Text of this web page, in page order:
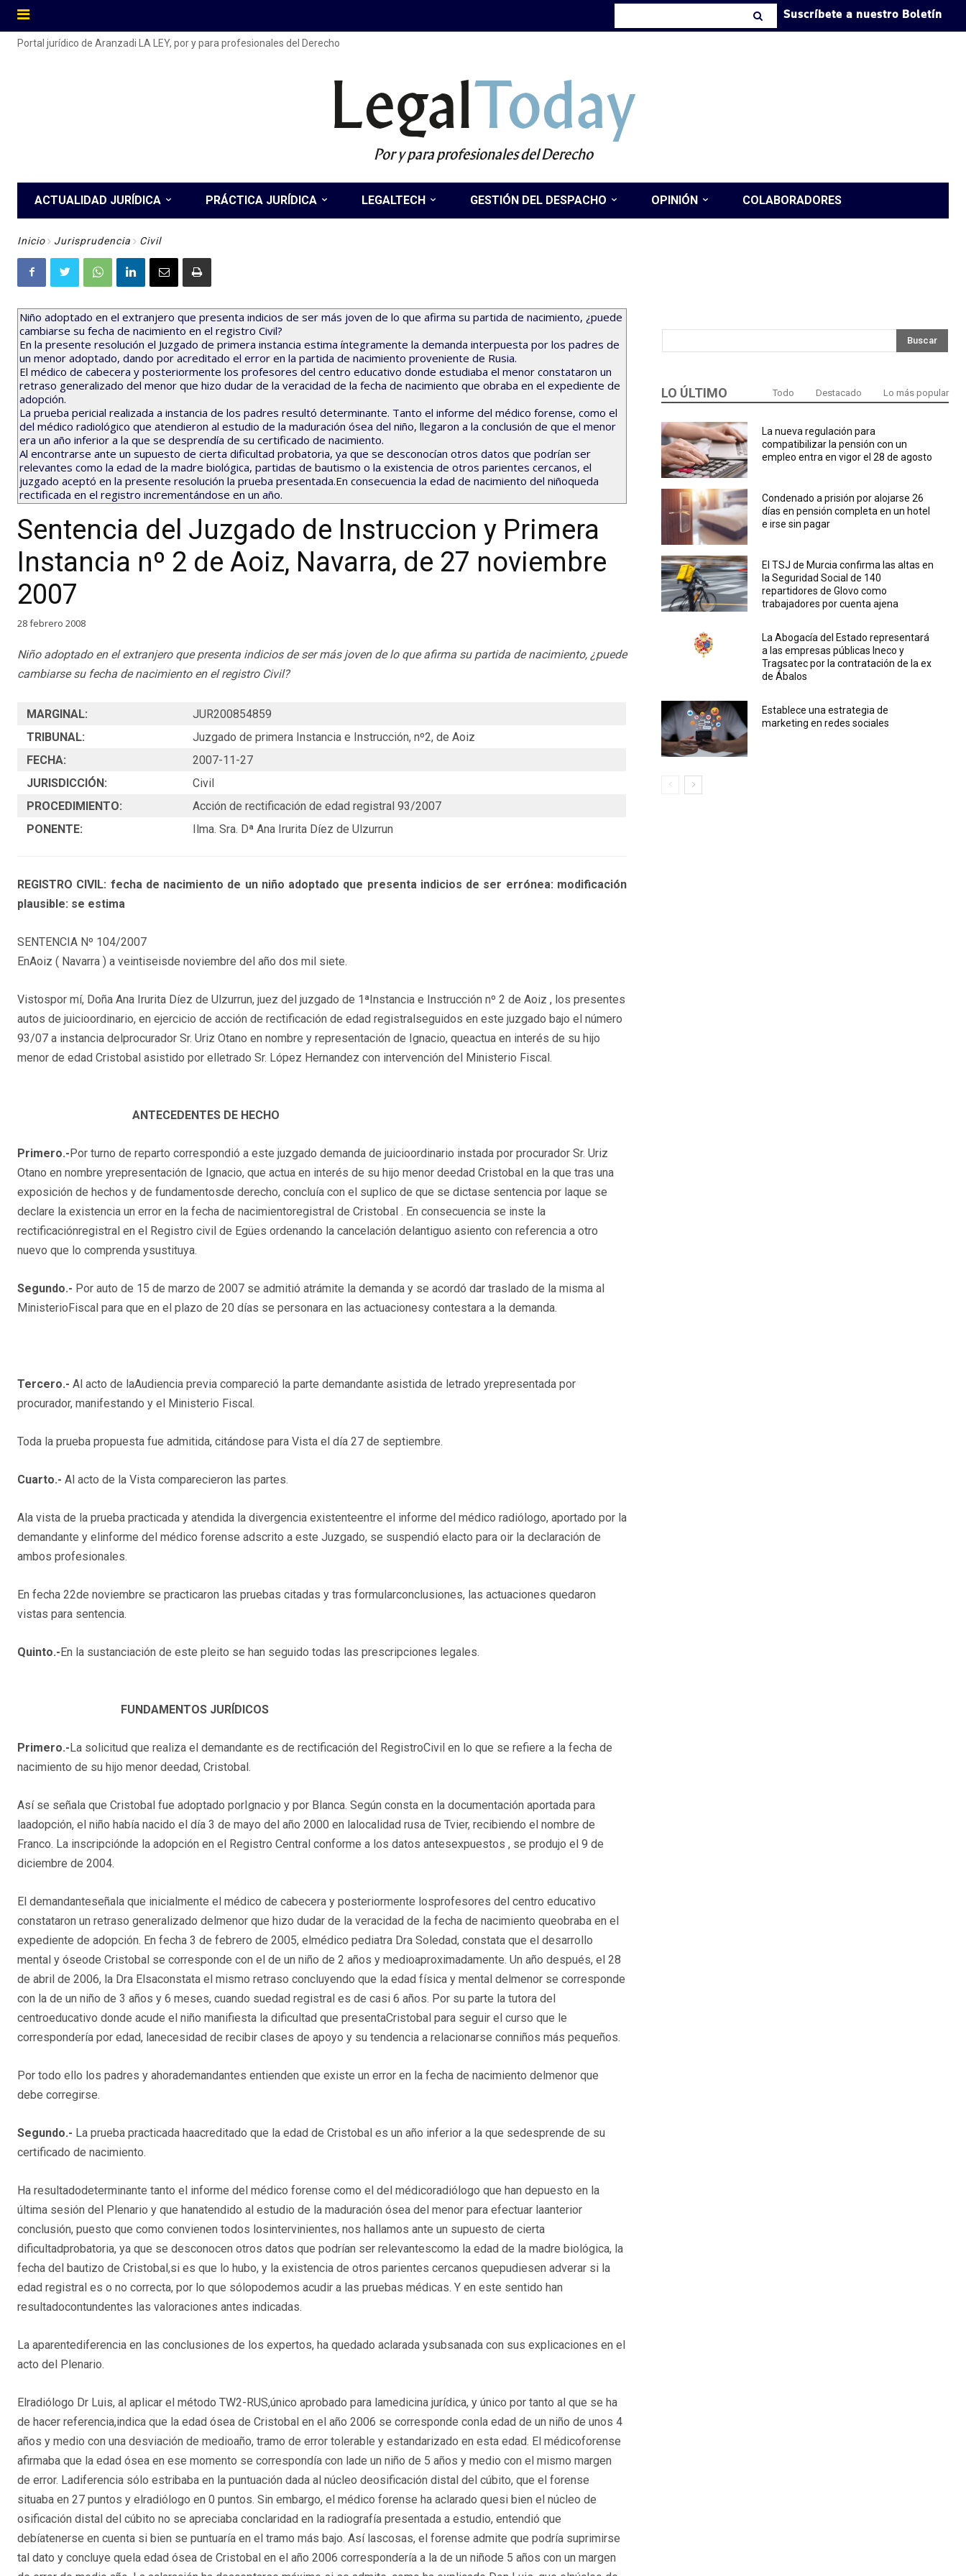
Suscríbete a nuestro Boletín
Portal jurídico de Aranzadi LA LEY, por y para profesionales del Derecho
LegalToday
Por y para profesionales del Derecho
ACTUALIDAD JURÍDICA PRÁCTICA JURÍDICA LEGALTECH GESTIÓN DEL DESPACHO OPINIÓN COLABORADORES
Inicio Jurisprudencia Civil
Niño adoptado en el extranjero que presenta indicios de ser más joven de lo que afirma su partida de nacimiento, ¿puede
cambiarse su fecha de nacimiento en el registro Civil?
En la presente resolución el Juzgado de primera instancia estima íntegramente la demanda interpuesta por los padres de
un menor adoptado, dando por acreditado el error en la partida de nacimiento proveniente de Rusia.
El médico de cabecera y posteriormente los profesores del centro educativo donde estudiaba el menor constataron un
retraso generalizado del menor que hizo dudar de la veracidad de la fecha de nacimiento que obraba en el expediente de
adopción.
La prueba pericial realizada a instancia de los padres resultó determinante. Tanto el informe del médico forense, como el
del médico radiológico que atendieron al estudio de la maduración ósea del niño, llegaron a la conclusión de que el menor
era un año inferior a la que se desprendía de su certificado de nacimiento.
Al encontrarse ante un supuesto de cierta dificultad probatoria, ya que se desconocían otros datos que podrían ser
relevantes como la edad de la madre biológica, partidas de bautismo o la existencia de otros parientes cercanos, el
juzgado aceptó en la presente resolución la prueba presentada.En consecuencia la edad de nacimiento del niñoqueda
rectificada en el registro incrementándose en un año.
Sentencia del Juzgado de Instruccion y Primera
Instancia nº 2 de Aoiz, Navarra, de 27 noviembre
2007
28 febrero 2008
Niño adoptado en el extranjero que presenta indicios de ser más joven de lo que afirma su partida de nacimiento, ¿puede
cambiarse su fecha de nacimiento en el registro Civil?
MARGINAL:
JUR200854859
TRIBUNAL:
Juzgado de primera Instancia e Instrucción, nº2, de Aoiz
FECHA:
2007-11-27
JURISDICCIÓN:
Civil
PROCEDIMIENTO:
Acción de rectificación de edad registral 93/2007
PONENTE:
Ilma. Sra. Dª Ana Irurita Díez de Ulzurrun
REGISTRO CIVIL: fecha de nacimiento de un niño adoptado que presenta indicios de ser errónea: modificación
plausible: se estima
SENTENCIA Nº 104/2007
EnAoiz ( Navarra ) a veintiseisde noviembre del año dos mil siete.
Vistospor mí, Doña Ana Irurita Díez de Ulzurrun, juez del juzgado de 1ªInstancia e Instrucción nº 2 de Aoiz , los presentes
autos de juicioordinario, en ejercicio de acción de rectificación de edad registralseguidos en este juzgado bajo el número
93/07 a instancia delprocurador Sr. Uriz Otano en nombre y representación de Ignacio, queactua en interés de su hijo
menor de edad Cristobal asistido por elletrado Sr. López Hernandez con intervención del Ministerio Fiscal.
ANTECEDENTES DE HECHO
Primero.- Por turno de reparto correspondió a este juzgado demanda de juicioordinario instada por procurador Sr. Uriz
Otano en nombre yrepresentación de Ignacio, que actua en interés de su hijo menor deedad Cristobal en la que tras una
exposición de hechos y de fundamentosde derecho, concluía con el suplico de que se dictase sentencia por laque se
declare la existencia un error en la fecha de nacimientoregistral de Cristobal . En consecuencia se inste la
rectificaciónregistral en el Registro civil de Egües ordenando la cancelación delantiguo asiento con referencia a otro
nuevo que lo comprenda ysustituya.
Segundo.- Por auto de 15 de marzo de 2007 se admitió atrámite la demanda y se acordó dar traslado de la misma al
MinisterioFiscal para que en el plazo de 20 días se personara en las actuacionesy contestara a la demanda.
Tercero.- Al acto de laAudiencia previa compareció la parte demandante asistida de letrado yrepresentada por
procurador, manifestando y el Ministerio Fiscal.
Toda la prueba propuesta fue admitida, citándose para Vista el día 27 de septiembre.
Cuarto.- Al acto de la Vista comparecieron las partes.
Ala vista de la prueba practicada y atendida la divergencia existenteentre el informe del médico radiólogo, aportado por la
demandante y elinforme del médico forense adscrito a este Juzgado, se suspendió elacto para oir la declaración de
ambos profesionales.
En fecha 22de noviembre se practicaron las pruebas citadas y tras formularconclusiones, las actuaciones quedaron
vistas para sentencia.
Quinto.- En la sustanciación de este pleito se han seguido todas las prescripciones legales.
FUNDAMENTOS JURÍDICOS
Primero.- La solicitud que realiza el demandante es de rectificación del RegistroCivil en lo que se refiere a la fecha de
nacimiento de su hijo menor deedad, Cristobal.
Así se señala que Cristobal fue adoptado porIgnacio y por Blanca. Según consta en la documentación aportada para
laadopción, el niño había nacido el día 3 de mayo del año 2000 en lalocalidad rusa de Tvier, recibiendo el nombre de
Franco. La inscripciónde la adopción en el Registro Central conforme a los datos antesexpuestos , se produjo el 9 de
diciembre de 2004.
El demandanteseñala que inicialmente el médico de cabecera y posteriormente losprofesores del centro educativo
constataron un retraso generalizado delmenor que hizo dudar de la veracidad de la fecha de nacimiento queobraba en el
expediente de adopción. En fecha 3 de febrero de 2005, elmédico pediatra Dra Soledad, constata que el desarrollo
mental y óseode Cristobal se corresponde con el de un niño de 2 años y medioaproximadamente. Un año después, el 28
de abril de 2006, la Dra Elsaconstata el mismo retraso concluyendo que la edad física y mental delmenor se corresponde
con la de un niño de 3 años y 6 meses, cuando suedad registral es de casi 6 años. Por su parte la tutora del
centroeducativo donde acude el niño manifiesta la dificultad que presentaCristobal para seguir el curso que le
correspondería por edad, lanecesidad de recibir clases de apoyo y su tendencia a relacionarse conniños más pequeños.
Por todo ello los padres y ahorademandantes entienden que existe un error en la fecha de nacimiento delmenor que
debe corregirse.
Segundo.- La prueba practicada haacreditado que la edad de Cristobal es un año inferior a la que sedesprende de su
certificado de nacimiento.
Ha resultadodeterminante tanto el informe del médico forense como el del médicoradiólogo que han depuesto en la
última sesión del Plenario y que hanatendido al estudio de la maduración ósea del menor para efectuar laanterior
conclusión, puesto que como convienen todos losintervinientes, nos hallamos ante un supuesto de cierta
dificultadprobatoria, ya que se desconocen otros datos que podrían ser relevantescomo la edad de la madre biológica, la
fecha del bautizo de Cristobal,si es que lo hubo, y la existencia de otros parientes cercanos quepudiesen adverar si la
edad registral es o no correcta, por lo que sólopodemos acudir a las pruebas médicas. Y en este sentido han
resultadocontundentes las valoraciones antes indicadas.
La aparentediferencia en las conclusiones de los expertos, ha quedado aclarada ysubsanada con sus explicaciones en el
acto del Plenario.
Elradiólogo Dr Luis, al aplicar el método TW2-RUS,único aprobado para lamedicina jurídica, y único por tanto al que se ha
de hacer referencia,indica que la edad ósea de Cristobal en el año 2006 se corresponde conla edad de un niño de unos 4
años y medio con una desviación de medioaño, tramo de error tolerable y estandarizado en esta edad. El médicoforense
afirmaba que la edad ósea en ese momento se correspondía con lade un niño de 5 años y medio con el mismo margen
de error. Ladiferencia sólo estribaba en la puntuación dada al núcleo deosificación distal del cúbito, que el forense
situaba en 27 puntos y elradiólogo en 0 puntos. Sin embargo, el médico forense ha aclarado quesi bien el núcleo de
osificación distal del cúbito no se apreciaba conclaridad en la radiografía presentada a estudio, entendió que
debíatenerse en cuenta si bien se puntuaría en el tramo más bajo. Así lascosas, el forense admite que podría suprimirse
tal dato y concluye quela edad ósea de Cristobal en el año 2006 correspondería a la de un niñode 5 años con un margen
Buscar
LO ÚLTIMO Todo Destacado Lo más popular
La nueva regulación para
compatibilizar la pensión con un
empleo entra en vigor el 28 de agosto
Condenado a prisión por alojarse 26
días en pensión completa en un hotel
e irse sin pagar
El TSJ de Murcia confirma las altas en
la Seguridad Social de 140
repartidores de Glovo como
trabajadores por cuenta ajena
La Abogacía del Estado representará
a las empresas públicas Ineco y
Tragsatec por la contratación de la ex
de Ábalos
Establece una estrategia de
marketing en redes sociales